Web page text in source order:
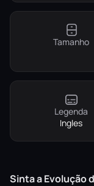
Tamanho
Legenda
Ingles
Sinta a Evolução